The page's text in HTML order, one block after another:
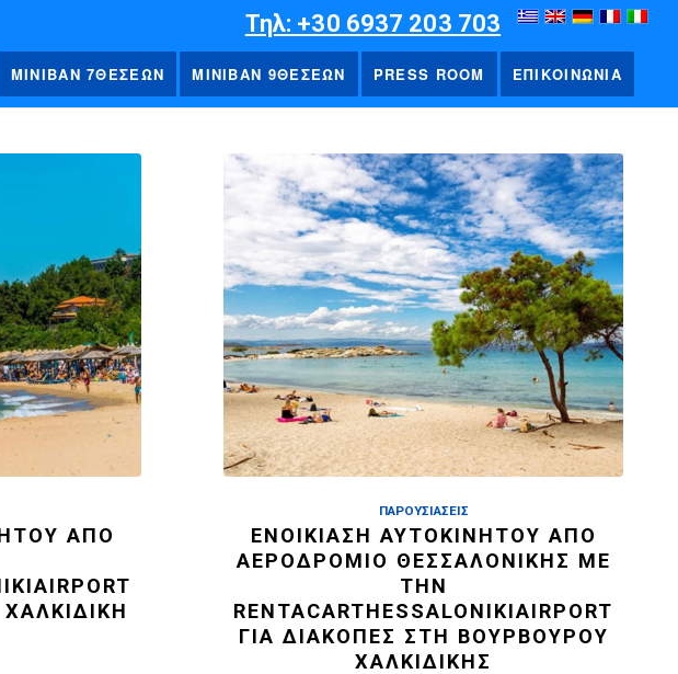
Τηλ: +30 6937 203 703
ΜΙΝΙΒΑΝ 7ΘΕΣΕΩΝ ΜΙΝΙΒΑΝ 9ΘΕΣΕΩΝ PRESS ROOM ΕΠΙΚΟΙΝΩΝΙΑ
ΑΠΌ
ΠΑΡΟΥΣΙΆΣΕΙΣ
ΕΝΟΙΚΊΑΣΗ ΑΥΤΟΚΙΝΉΤΟΥ ΑΠΌ
ΑΕΡΟΔΡΌΜΙΟ ΘΕΣΣΑΛΟΝΊΚΗΣ ΜΕ
ΤΗΝ
RENTACARTHESSALONIKIAIRPORT
ΓΙΑ ΔΙΑΚΟΠΈΣ ΣΤΗ ΒΟΥΡΒΟΥΡΟΎ
ΧΑΛΚΙΔΙΚΉΣ